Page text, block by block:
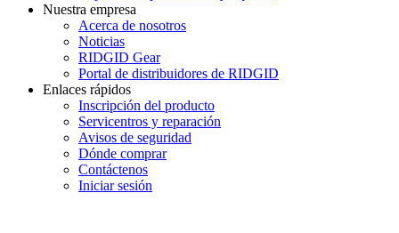
Nuestra empresa
Acerca de nosotros
Noticias
RIDGID Gear
Portal de distribuidores de RIDGID
Enlaces rápidos
Inscripción del producto
Servicentros y reparación
Avisos de seguridad
Dónde comprar
Contáctenos
Iniciar sesión